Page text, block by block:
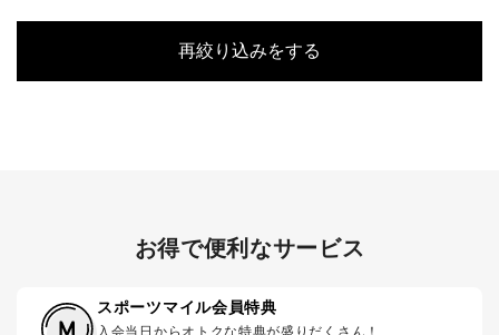
再絞り込みをする
お得で便利なサービス
スポーツマイル会員特典
入会当日からオトクな特典が盛りだくさん！